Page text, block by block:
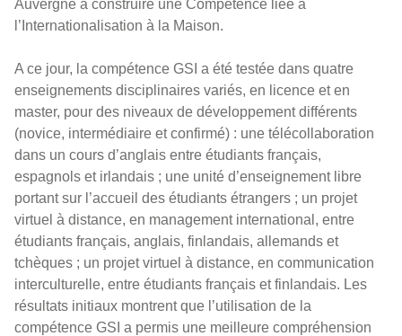
Auvergne à construire une Compétence liée à
l’Internationalisation à la Maison.
A ce jour, la compétence GSI a été testée dans quatre
enseignements disciplinaires variés, en licence et en
master, pour des niveaux de développement différents
(novice, intermédiaire et confirmé) : une télécollaboration
dans un cours d’anglais entre étudiants français,
espagnols et irlandais ; une unité d’enseignement libre
portant sur l’accueil des étudiants étrangers ; un projet
virtuel à distance, en management international, entre
étudiants français, anglais, finlandais, allemands et
tchèques ; un projet virtuel à distance, en communication
interculturelle, entre étudiants français et finlandais. Les
résultats initiaux montrent que l’utilisation de la
compétence GSI a permis une meilleure compréhension